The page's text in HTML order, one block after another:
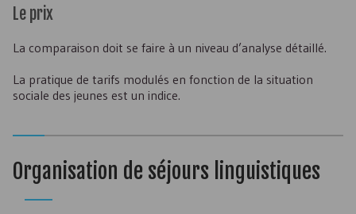
Le prix
La comparaison doit se faire à un niveau d’analyse détaillé.
La pratique de tarifs modulés en fonction de la situation
sociale des jeunes est un indice.
Organisation de séjours linguistiques